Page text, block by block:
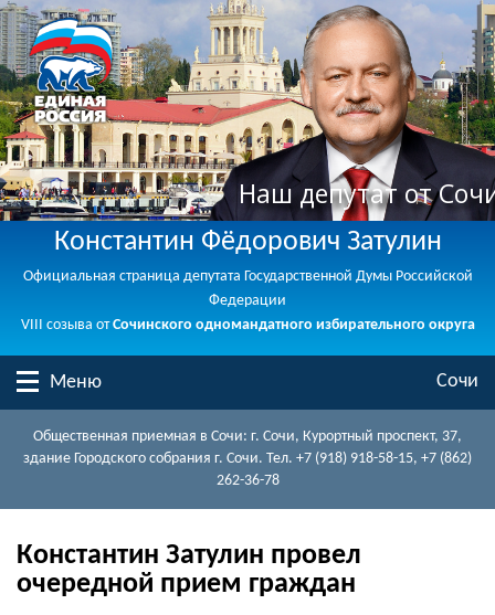
Наш депутат от
Константин Фёдорович Затулин
Официальная страница депутата Государственной Думы Российской
Федерации
VIII созыва отСочинского одномандатного избирательного округа
Меню Сочи
Общественная приемная в Сочи: г. Сочи, Курортный проспект, 37,
здание Городского собрания г. Сочи. Тел. +7 (918) 918-58-15, +7 (862)
262-36-78
Константин Затулин провел
очередной прием граждан